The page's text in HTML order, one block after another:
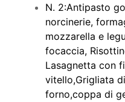
N. 2:Antipasto
norcinerie,
mozzarella e
focaccia,
Lasagnetta con
vitello,Grigliata
forno,coppa di